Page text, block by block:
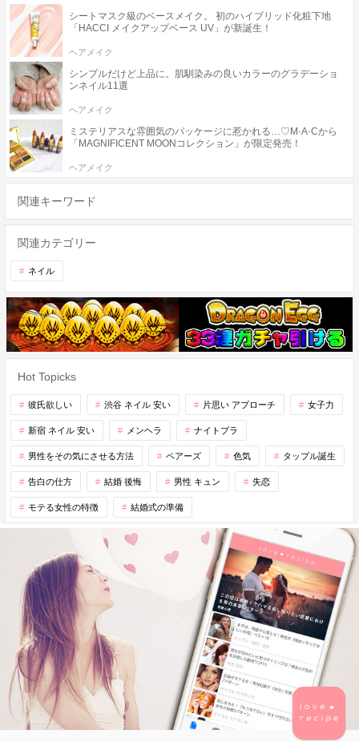
シートマスク級のベースメイク。 初のハイブリッド化粧下地
「HACCI メイクアップベース UV」が新誕生！
ヘアメイク
シンプルだけど上品に。肌馴染みの良いカラーのグラデーショ
ンネイル11選
ヘアメイク
ミステリアスな雰囲気のパッケージに惹かれる…♡M·A·Cから
「MAGNIFICENT MOONコレクション」が限定発売！
ヘアメイク
関連キーワード
関連カテゴリー
ネイル
Hot Topicks
彼氏欲しい 渋谷 ネイル 安い 片思い アプローチ 女子力
新宿 ネイル 安い メンヘラ ナイトブラ
男性をその気にさせる方法 ペアーズ 色気 タップル誕生
告白の仕方 結婚 後悔 男性 キュン 失恋
モテる女性の特徴 結婚式の準備